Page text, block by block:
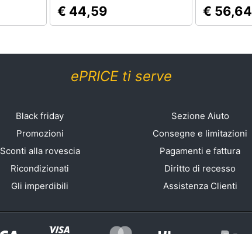
Dc7210-010
€ 44,59 € 56,64
ePRICE ti serve
Black friday
Promozioni
Sconti alla rovescia
Ricondizionati
Gli imperdibili
Sezione Aiuto
Consegne e limitazioni
Pagamenti e fattura
Diritto di recesso
Assistenza Clienti